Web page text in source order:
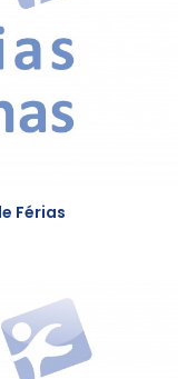
Férias